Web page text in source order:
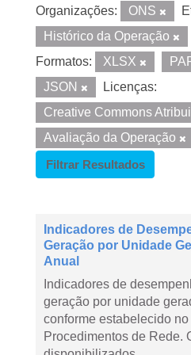
Organizações: ONS
Histórico da Operação
Formatos:
XLSX
JSON
Licenças:
Creative Commons
Avaliação da Operação
Filtrar Resultados
Indicadores de
Geração por Unidade
Anual
Indicadores de
geração por unidade
conforme estabelecido
Procedimentos de Rede.